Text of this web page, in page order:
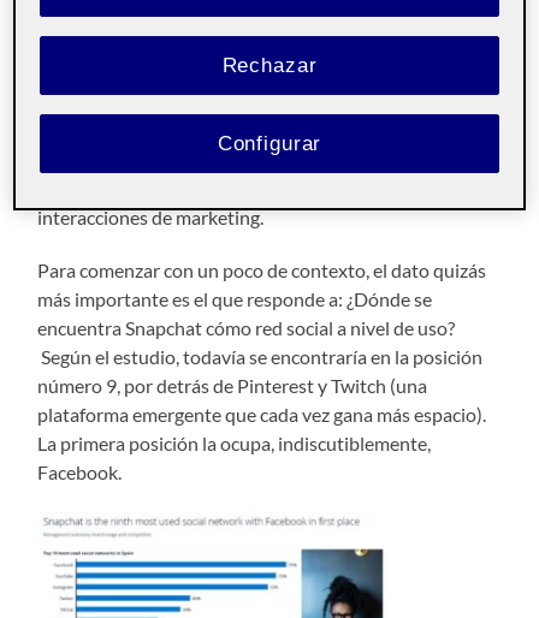
han hecho encuestas a más de 12.000 sujetos para
Se establecen cuatro categorías de análisis: perfil
interacciones de marketing.
Para comenzar con un poco de contexto, el dato quizás
más importante es el que responde a: ¿Dónde se
encuentra Snapchat cómo red social a nivel de uso?
Según el estudio, todavía se encontraría en la posición
número 9, por detrás de Pinterest y Twitch (una
plataforma emergente que cada vez gana más espacio).
La primera posición la ocupa, indiscutiblemente,
Facebook.
Rechazar
Configurar